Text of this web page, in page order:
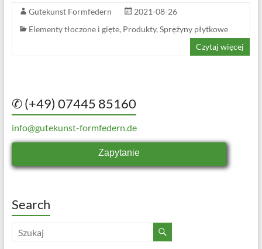
Gutekunst Formfedern
2021-08-26
Elementy tłoczone i gięte, Produkty, Sprężyny płytkowe
Czytaj więcej
✆ (+49) 07445 85160
info@gutekunst-formfedern.de
Zapytanie
Search